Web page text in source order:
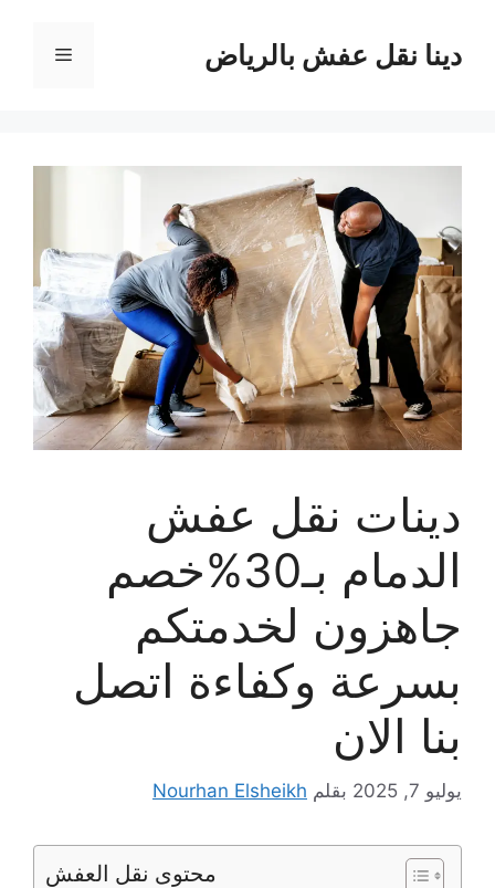
المحتوىدينا نقل عفش بالرياض القائمة
دينات نقل عفش
الدمام بـ30%خصم
جاهزون لخدمتكم
بسرعة وكفاءة اتصل
بنا الان
يوليو 7, 2025 بقلم Nourhan Elsheikh
محتوى نقل العفش